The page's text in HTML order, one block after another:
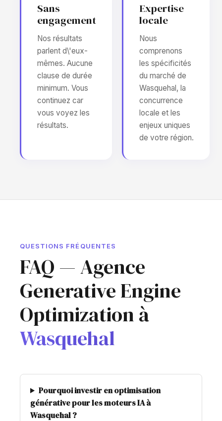
Sans
engagement
Nos résultats
parlent d\'eux-
mêmes. Aucune
clause de durée
minimum. Vous
continuez car
vous voyez les
résultats.
Expertise
locale
Nous
comprenons
les spécificités
du marché de
Wasquehal, la
concurrence
locale et les
enjeux uniques
de votre région.
QUESTIONS FRÉQUENTES
FAQ — Agence
Generative Engine
Optimization à
Wasquehal
Pourquoi investir en optimisation
générative pour les moteurs IA à
Wasquehal ?